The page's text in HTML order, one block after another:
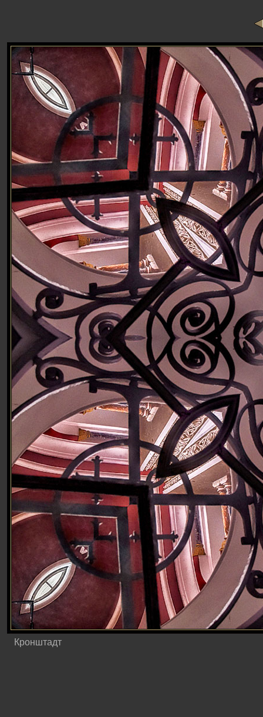
Кронштадт